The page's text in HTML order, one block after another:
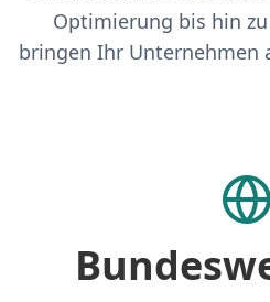
Optimierung bis hin
bringen Ihr Unternehmen